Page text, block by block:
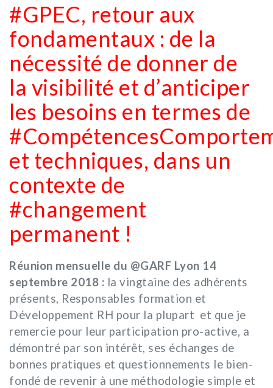
#GPEC, retour aux
fondamentaux : de la
nécessité de donner de
la visibilité et d’anticiper
les besoins en termes de
et techniques, dans un
contexte de
#changement
permanent !
Réunion mensuelle du @GARF Lyon 14
septembre 2018 : la vingtaine des adhérents
présents, Responsables formation et
Développement RH pour la plupart et que je
remercie pour leur participation pro-active, a
démontré par son intérêt, ses échanges de
bonnes pratiques et questionnements le bien-
fondé de revenir à une méthodologie simple et